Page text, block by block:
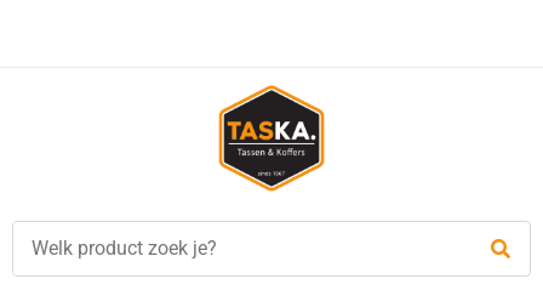
verzending in NL vanaf €35,-!